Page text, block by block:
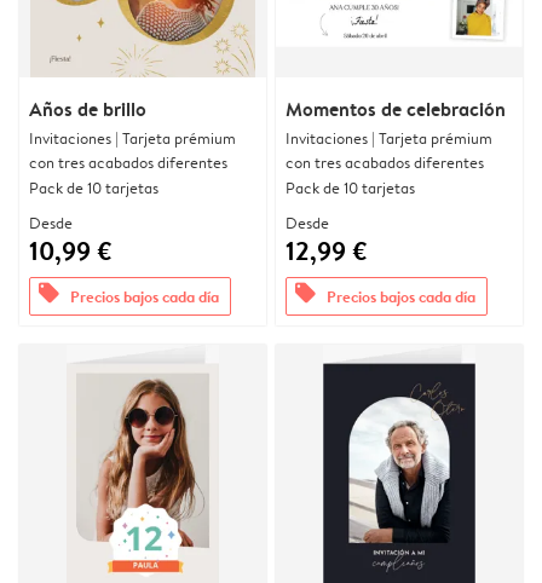
Años de brillo
Invitaciones | Tarjeta prémium
con tres acabados diferentes
Pack de 10 tarjetas
Desde
10,99 €
offers Precios bajos cada día
Momentos de celebración
Invitaciones | Tarjeta prémium
con tres acabados diferentes
Pack de 10 tarjetas
Desde
12,99 €
offers Precios bajos cada día